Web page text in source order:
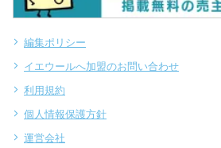
編集ポリシー
イエウールへ加盟のお問い合わせ
利用規約
個人情報保護方針
運営会社